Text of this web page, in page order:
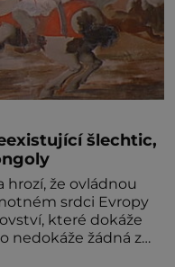
šlechtic,
hrozí, že ovládnou
srdci Evropy
které dokáže
nedokáže žádná z